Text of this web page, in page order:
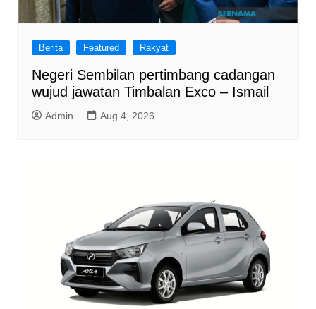
Berita Featured Rakyat
Negeri Sembilan pertimbang cadangan
wujud jawatan Timbalan Exco – Ismail
Admin Aug 4, 2026